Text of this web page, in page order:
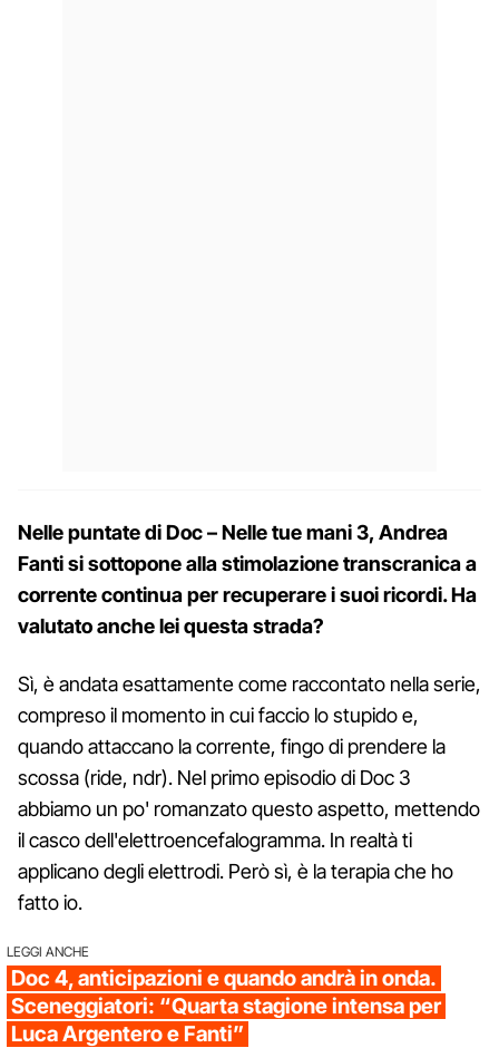
Nelle puntate di Doc – Nelle tue mani 3, Andrea
Fanti si sottopone alla stimolazione transcranica a
corrente continua per recuperare i suoi ricordi. Ha
valutato anche lei questa strada?
Sì, è andata esattamente come raccontato nella serie,
compreso il momento in cui faccio lo stupido e,
quando attaccano la corrente, fingo di prendere la
scossa (ride, ndr). Nel primo episodio di Doc 3
abbiamo un po' romanzato questo aspetto, mettendo
il casco dell'elettroencefalogramma. In realtà ti
applicano degli elettrodi. Però sì, è la terapia che ho
fatto io.
LEGGI ANCHE
Doc 4, anticipazioni e quando andrà in onda.
Sceneggiatori: “Quarta stagione intensa per
Luca Argentero e Fanti”